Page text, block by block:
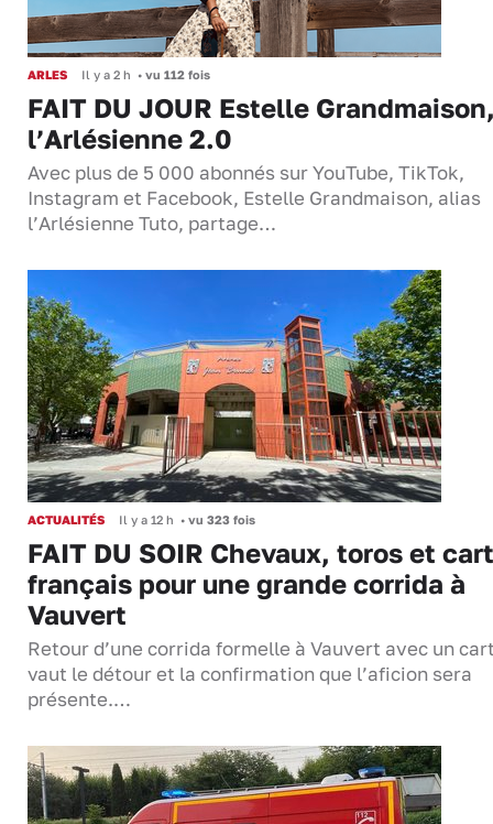
ARLES Il y a 2 h • vu 112 fois
FAIT DU JOUR Estelle
l’Arlésienne 2.0
Avec plus de 5 000 abonnés sur YouTube, TikTok,
Instagram et Facebook, Estelle Grandmaison, alias
l’Arlésienne Tuto, partage…
ACTUALITÉS Il y a 12 h • vu 323 fois
FAIT DU SOIR Chevaux, toros et
français pour une grande corrida à
Vauvert
Retour d’une corrida formelle à Vauvert avec un
vaut le détour et la confirmation que l’aficion sera
présente.…